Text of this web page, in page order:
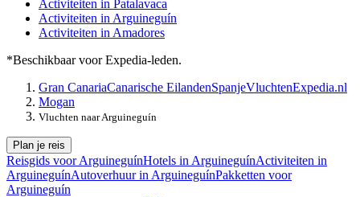
Activiteiten in Patalavaca
Activiteiten in Arguineguín
Activiteiten in Amadores
*Beschikbaar voor Expedia-leden.
Gran CanariaCanarische EilandenSpanjeVluchtenExpedia.nl
Mogan
Vluchten naar Arguineguín
Plan je reis
Reisgids voor ArguineguínHotels in ArguineguínActiviteiten in
ArguineguínAutoverhuur in ArguineguínPakketten voor
Arguineguín